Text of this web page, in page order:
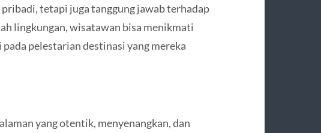
tetapi juga tanggung jawab terhadap
lingkungan, wisatawan bisa menikmati
pelestarian destinasi yang mereka
yang otentik, menyenangkan, dan